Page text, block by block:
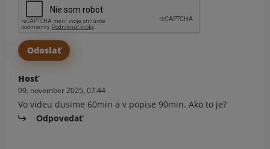
Hosť
09. november 2025, 07:44
Vo videu dusime 60min a v popise 90min. Ako to je?
Odpovedať